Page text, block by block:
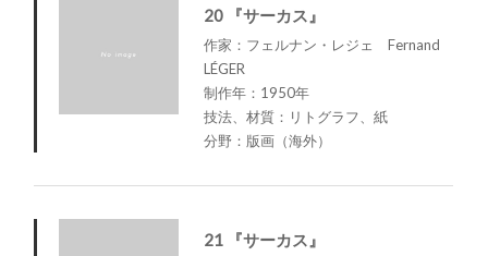
20 『サーカス』
作家：フェルナン・レジェ Fernand
LÉGER
制作年：1950年
技法、材質：リトグラフ、紙
分野：版画（海外）
21 『サーカス』